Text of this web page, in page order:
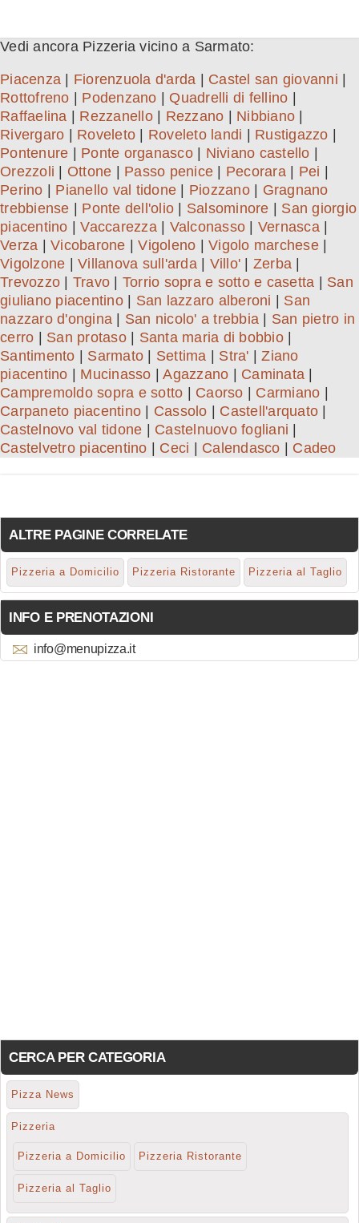
Vedi ancora Pizzeria vicino a Sarmato:
Piacenza Fiorenzuola d'arda Castel san giovanni
Rottofreno
Podenzano Quadrelli di fellino
Raffaelina
Rezzanello| Rezzano Nibbiano
Rivergaro
Roveleto Roveleto landi Rustigazzo
Pontenure
Ponte organasco| Niviano castello
Orezzoli
Ottone Passo penice Pecorara| Pei
Perino
Pianello val tidone Piozzano| Gragnano
trebbiense
Ponte dell'olio Salsominore
San giorgio
piacentino |Vaccarezza| Valconasso Vernasca|
Verza
Vicobarone |Vigoleno Vigolo marchese|
Vigolzone
Villanova sull'arda| Villo' Zerba
Trevozzo
Travo Torrio sopra e sotto e casetta
San
giuliano piacentino| San lazzaro alberoni
San
nazzaro d'ongina
San nicolo' a trebbia
San pietro in
cerro
San protaso| Santa maria di bobbio|
Santimento
Sarmato Settima Stra' |Ziano
piacentino
Mucinasso |Agazzano Caminata
Campremoldo sopra e sotto
Caorso Carmiano
Carpaneto piacentino
Cassolo Castell'arquato
Castelnovo val tidone
Castelnuovo fogliani
Castelvetro piacentino
Ceci Calendasco Cadeo
ALTRE PAGINE CORRELATE
Pizzeria a Domicilio Pizzeria Ristorante Pizzeria al Taglio
INFO E PRENOTAZIONI
info@menupizza.it
CERCA PER CATEGORIA
Pizza News
Pizzeria
Pizzeria a Domicilio Pizzeria Ristorante
Pizzeria al Taglio